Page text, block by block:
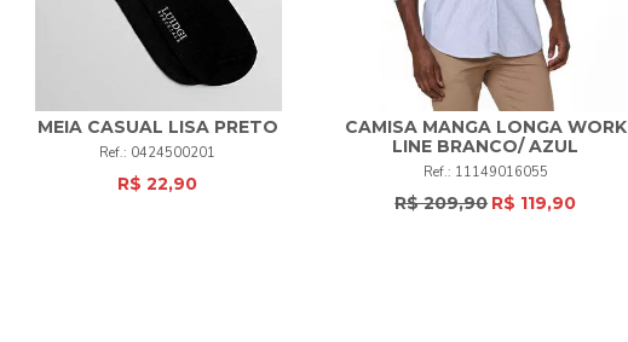
UNI +
MEIA CASUAL LISA PRETO
0424500201
R$ 22,90
5 6 +
COMPRAR
CAMISA MANGA LONGA WORK
LINE BRANCO/ AZUL
11149016055
R$ 209,90 R$ 119,90